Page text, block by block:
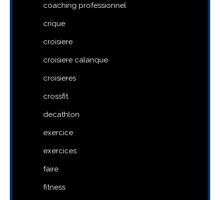
coaching professionnel
crique
croisiere
croisiere calanque
croisieres
crossfit
decathlon
exercice
exercices
faire
fitness